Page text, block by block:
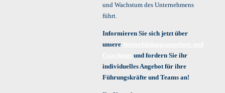
und Wachstum des Unternehmens
führt.
Informieren Sie sich jetzt über
unsere
und fordern Sie ihr
individuelles Angebot für ihre
Führungskräfte und Teams an!